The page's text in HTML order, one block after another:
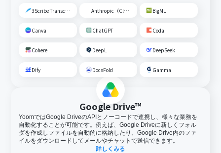
3Scribe Transcription Anthropic（Claude） BigML
Canva ChatGPT Coda
Cohere DeepL DeepSeek
Dify DocsFold Gamma
Google Drive™
YoomではGoogle DriveのAPIとノーコードで連携し、様々な業務を
自動化することが可能です。例えば、Google Driveに新しくフォル
ダを作成しファイルを自動的に格納したり、Google Drive内のファ
イルをダウンロードしてメールやチャットで送信できます。
詳しくみる